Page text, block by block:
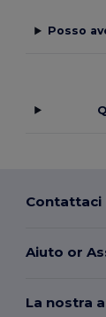
Posso
Contattaci
Aiuto or
La nostra